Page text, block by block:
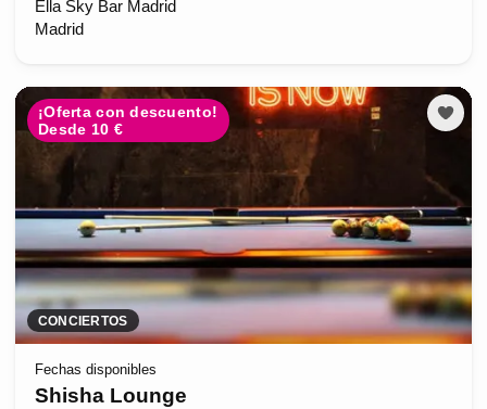
Ella Sky Bar Madrid
Madrid
¡Oferta con descuento!
Desde 10 €
CONCIERTOS
Fechas disponibles
Shisha Lounge